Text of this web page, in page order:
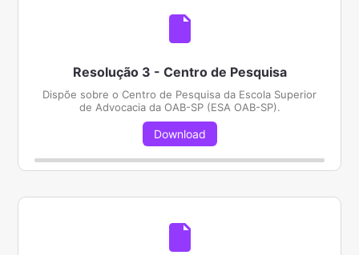
Resolução 3 - Centro de Pesquisa
Dispõe sobre o Centro de Pesquisa da Escola Superior
de Advocacia da OAB-SP (ESA OAB-SP).
Download